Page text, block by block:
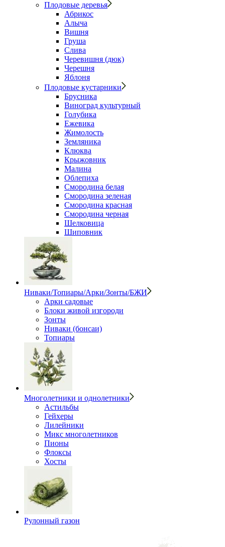
Плодовые деревья
Абрикос
Алыча
Вишня
Груша
Слива
Черевишня (дюк)
Черешня
Яблоня
Плодовые кустарники
Брусника
Виноград культурный
Голубика
Ежевика
Жимолость
Земляника
Клюква
Крыжовник
Малина
Облепиха
Смородина белая
Смородина зеленая
Смородина красная
Смородина черная
Шелковица
Шиповник
Ниваки/Топиары/Арки/Зонты/БЖИ
Арки садовые
Блоки живой изгороди
Зонты
Ниваки (бонсаи)
Топиары
Многолетники и однолетники
Астильбы
Гейхеры
Лилейники
Микс многолетников
Пионы
Флоксы
Хосты
Рулонный газон